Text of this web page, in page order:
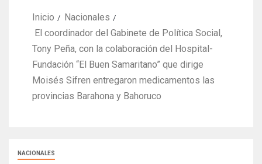
Inicio
Nacionales
El coordinador del Gabinete de Política Social,
Tony Peña, con la colaboración del Hospital-
Fundación “El Buen Samaritano” que dirige
Moisés Sifren entregaron medicamentos las
provincias Barahona y Bahoruco
NACIONALES